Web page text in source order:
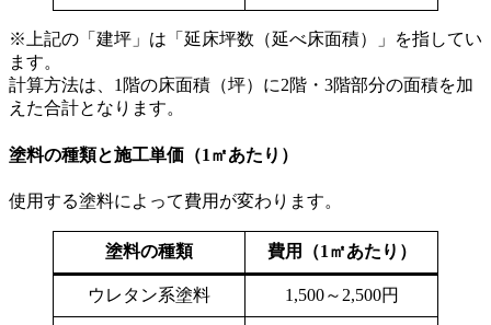
※上記の「建坪」は「延床坪数（延べ床面積）」を指してい
ます。
計算方法は、1階の床面積（坪）に2階・3階部分の面積を加
えた合計となります。
塗料の種類と施工単価（1㎡あたり）
使用する塗料によって費用が変わります。
塗料の種類 費用（1㎡あたり）
ウレタン系塗料 1,500～2,500円